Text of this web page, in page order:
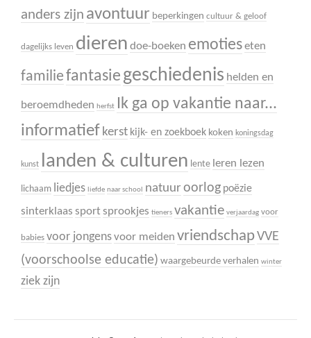
anders zijn avontuur beperkingen cultuur & geloof
dagelijks leven dieren doe-boeken emotieseten
familiefantasie geschiedenis helden en
beroemdheden herfst Ik ga op vakantie naar...
informatief kerst kijk- en zoekboek koken koningsdag
kunst landen & culturen lente leren lezen
lichaam liedjes liefde naar school natuur oorlog poëzie
sinterklaas sport sprookjes tieners vakantie verjaardag voor
babies voor jongensvoor meiden vriendschapVVE
(voorschoolse educatie) waargebeurde verhalen winter
ziek zijn